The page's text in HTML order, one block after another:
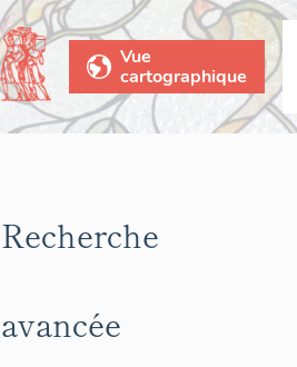
Vue
cartographique
Recherche
avancée